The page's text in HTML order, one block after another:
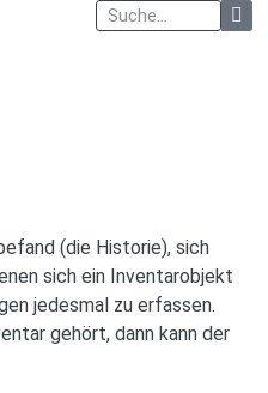
(die Historie), sich
sich ein Inventarobjekt
jedesmal zu erfassen.
gehört, dann kann der